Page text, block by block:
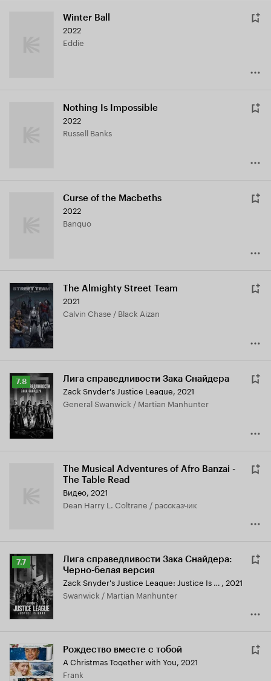
Winter Ball
2022
Eddie
Nothing Is Impossible
2022
Russell Banks
Curse of the Macbeths
2022
Banquo
The Almighty Street Team
2021
Calvin Chase / Black Aizan
Рейтинг
Кинопоиска
7.8
7.8 Лига справедливости Зака Снайдера
Zack Snyder's Justice League, 2021
General Swanwick / Martian Manhunter
The Musical Adventures of Afro Banzai -
The Table Read
Видео, 2021
Dean Harry L. Coltrane / рассказчик
Рейтинг
Кинопоиска
7.7
7.7
Лига справедливости Зака Снайдера:
Черно-белая версия
Zack Snyder's Justice League: Justice Is Gray , 2021
Swanwick / Martian Manhunter
Рождество вместе с тобой
A Christmas Together with You, 2021
Frank